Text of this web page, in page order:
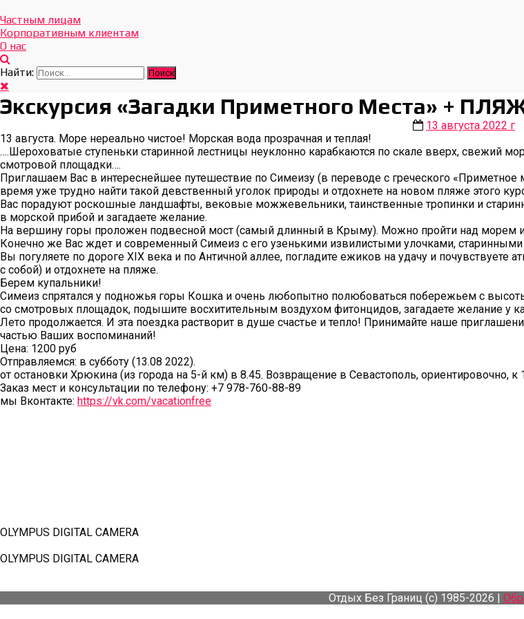
Отдых Без Границ
Эксклюзивные экскурсии по Севастополю и Крыму
Частным лицам
Корпоративным клиентам
О нас
Найти:
Экскурсия «Загадки Приметного Места» +
13 августа 2022 г
13 августа. Море нереально чистое! Морская вода прозрачная и теплая!
….Шероховатые ступеньки старинной лестницы неуклонно карабкаются по скале вверх, свежий
смотровой площадки….
Приглашаем Вас в интереснейшее путешествие по Симеизу (в переводе с греческого
время уже трудно найти такой девственный уголок природы и отдохнете на новом пляже этого
Вас порадуют роскошные ландшафты, вековые можжевельники, таинственные тропинки и
в морской прибой и загадаете желание.
На вершину горы проложен подвесной мост (самый длинный в Крыму). Можно пройти над морем и
Конечно же Вас ждет и современный Симеиз с его узенькими извилистыми улочками,
Вы погуляете по дороге XIX века и по Античной аллее, погладите ежиков на удачу и
с собой) и отдохнете на пляже.
Берем купальники!
Симеиз спрятался у подножья горы Кошка и очень любопытно полюбоваться побережьем с
со смотровых площадок, подышите восхитительным воздухом фитонцидов, загадаете желание у
Лето продолжается. И эта поездка растворит в душе счастье и тепло! Принимайте наше
частью Ваших воспоминаний!
Цена: 1200 руб
Отправляемся: в субботу (13.08 2022).
от остановки Хрюкина (из города на 5-й км) в 8.45. Возвращение в Севастополь, ориентировочно, к
Заказ мест и консультации по телефону: +7 978-760-88-89
мы Вконтакте: https://vk.com/vacationfree
OLYMPUS DIGITAL CAMERA
OLYMPUS DIGITAL CAMERA
Отдых Без Границ (с) 1985-2026 |